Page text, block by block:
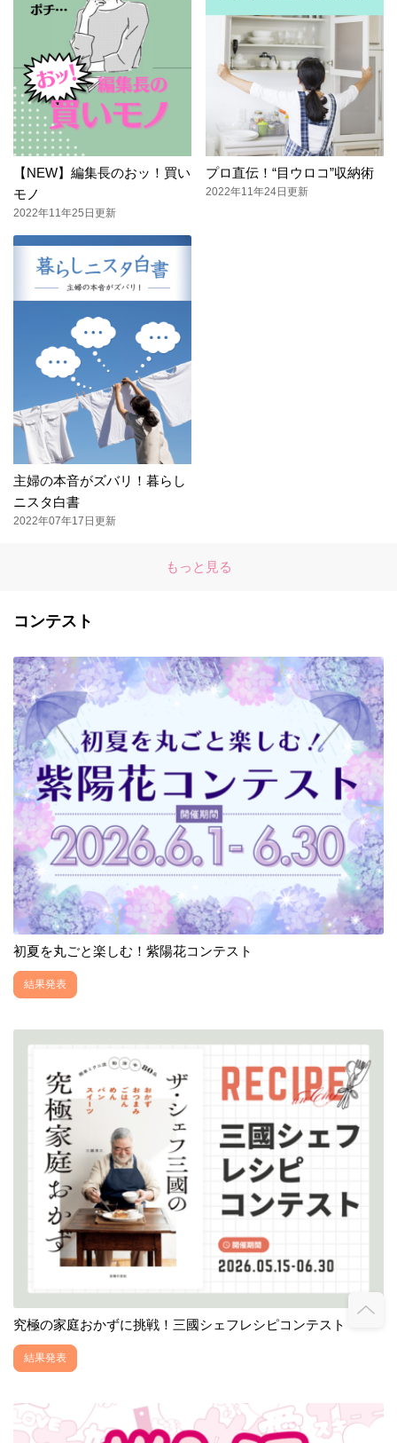
【NEW】編集長のおッ！買い
モノ
2022年11年25日更新
プロ直伝！“目ウロコ”収納術
2022年11年24日更新
主婦の本音がズバリ！暮らし
ニスタ白書
2022年07年17日更新
もっと見る
コンテスト
初夏を丸ごと楽しむ！紫陽花コンテスト
結果発表
究極の家庭おかずに挑戦！三國シェフレシピコンテスト
結果発表